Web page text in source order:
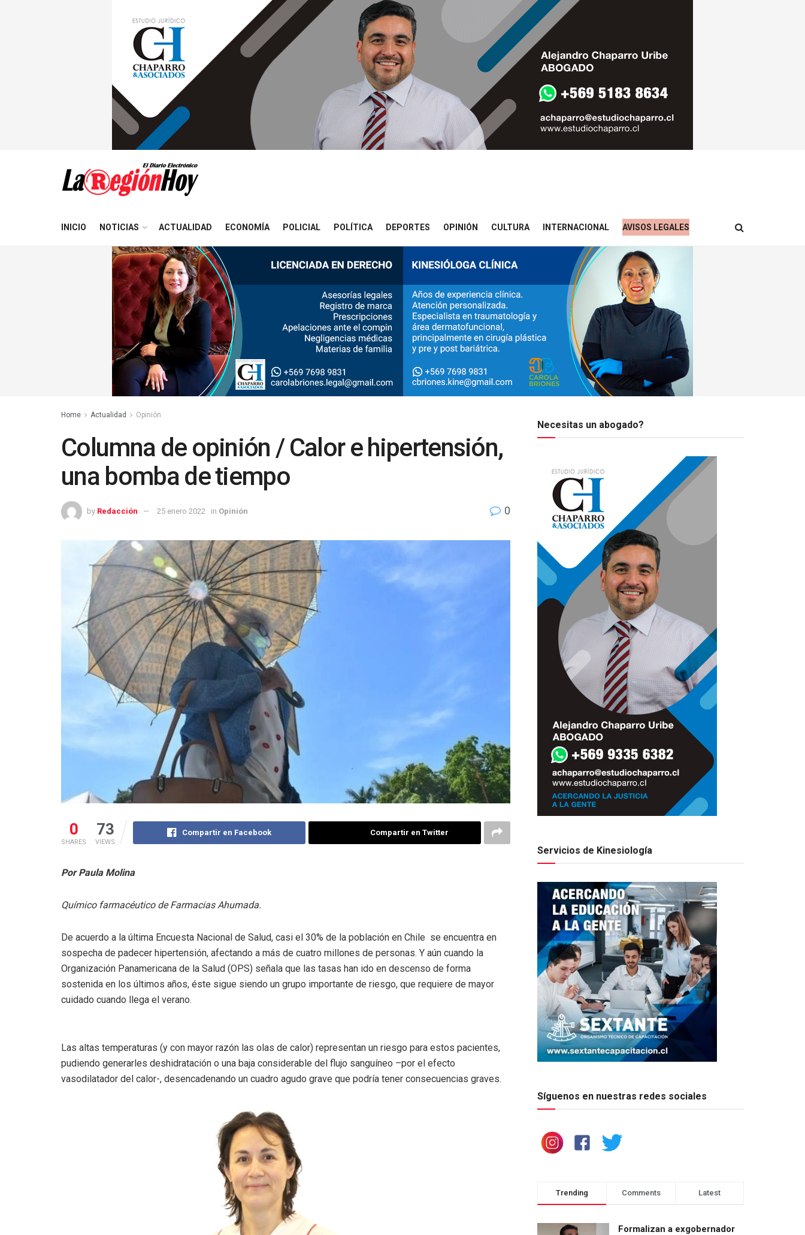
INICIO NOTICIAS ACTUALIDAD ECONOMÍA POLICIAL POLÍTICA DEPORTES OPINIÓN CULTURA INTERNACIONAL AVISOS LEGALES
Home Actualidad Opinión
Columna de opinión / Calor e hipertensión,
una bomba de tiempo
by Redacción 25 enero 2022 in Opinión 0
0
SHARES
73
VIEWS
Compartir en Facebook Compartir en Twitter
Por Paula Molina
Químico farmacéutico de Farmacias Ahumada.
De acuerdo a la última Encuesta Nacional de Salud, casi el 30% de la población en Chile se encuentra en
sospecha de padecer hipertensión, afectando a más de cuatro millones de personas. Y aún cuando la
Organización Panamericana de la Salud (OPS) señala que las tasas han ido en descenso de forma
sostenida en los últimos años, éste sigue siendo un grupo importante de riesgo, que requiere de mayor
cuidado cuando llega el verano.
Las altas temperaturas (y con mayor razón las olas de calor) representan un riesgo para estos pacientes,
pudiendo generarles deshidratación o una baja considerable del flujo sanguíneo –por el efecto
vasodilatador del calor-, desencadenando un cuadro agudo grave que podría tener consecuencias graves.
Necesitas un abogado?
Servicios de Kinesiología
Síguenos en nuestras redes sociales
Trending Comments Latest
Formalizan a exgobernador